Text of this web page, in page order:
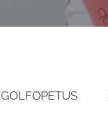
GOLFOPETUS